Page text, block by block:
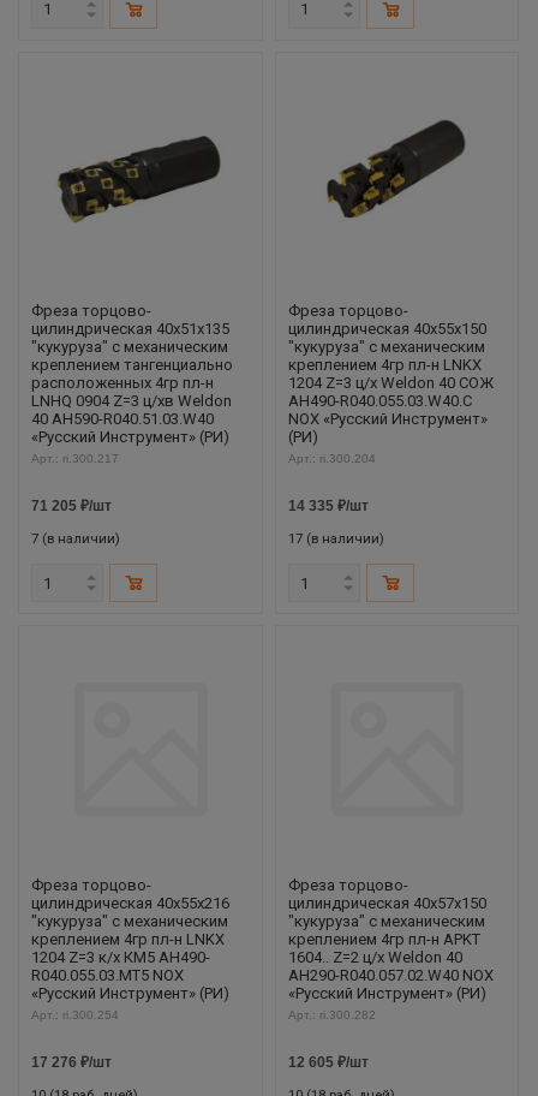
Фреза торцово-
цилиндрическая 40x51x135
"кукуруза" с механическим
креплением тангенциально
расположенных 4гр пл-н
LNHQ 0904 Z=3 ц/хв Weldon
40 AH590-R040.51.03.W40
«Русский Инструмент» (РИ)
Арт.: ri.300.217
71 205 ₽/шт
7 (в наличии)
Фреза торцово-
цилиндрическая 40x55x150
"кукуруза" с механическим
креплением 4гр пл-н LNKX
1204 Z=3 ц/х Weldon 40 СОЖ
AH490-R040.055.03.W40.C
NOX «Русский Инструмент»
(РИ)
Арт.: ri.300.204
14 335₽/шт
17 (в наличии)
Фреза торцово-
цилиндрическая 40x55x216
"кукуруза" с механическим
креплением 4гр пл-н LNKX
1204 Z=3 к/х КМ5 AH490-
R040.055.03.MT5 NOX
«Русский Инструмент» (РИ)
Арт.: ri.300.254
17 276 ₽/шт
Фреза торцово-
цилиндрическая 40x57x150
"кукуруза" с механическим
креплением 4гр пл-н APKT
1604.. Z=2 ц/х Weldon 40
AH290-R040.057.02.W40 NOX
«Русский Инструмент» (РИ)
Арт.: ri.300.282
12 605₽/шт